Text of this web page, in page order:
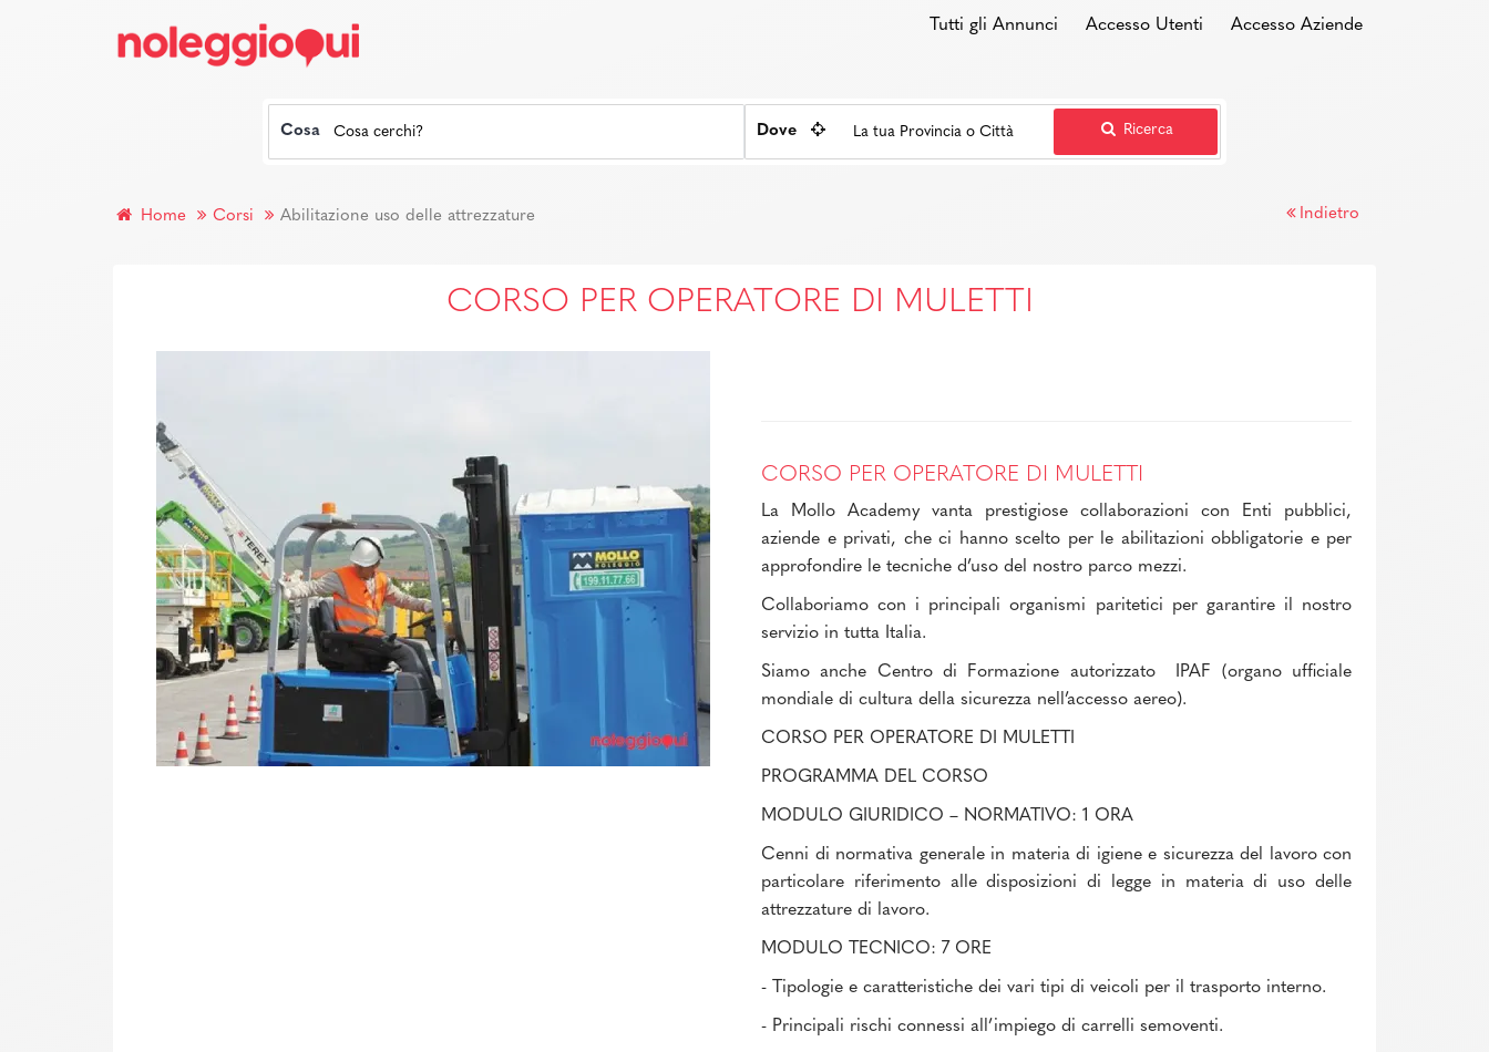
Tutti gli Annunci Accesso Utenti Accesso Aziende
Cosa Dove Ricerca
Home Corsi Abilitazione uso delle attrezzature Indietro
CORSO PER OPERATORE DI MULETTI
CORSO PER OPERATORE DI MULETTI
La Mollo Academy vanta prestigiose collaborazioni con Enti pubblici,
aziende e privati, che ci hanno scelto per le abilitazioni obbligatorie e per
approfondire le tecniche d’uso del nostro parco mezzi.
Collaboriamo con i principali organismi paritetici per garantire il nostro
servizio in tutta Italia.
Siamo anche Centro di Formazione autorizzato IPAF (organo ufficiale
mondiale di cultura della sicurezza nell’accesso aereo).
CORSO PER OPERATORE DI MULETTI
PROGRAMMA DEL CORSO
MODULO GIURIDICO – NORMATIVO: 1 ORA
Cenni di normativa generale in materia di igiene e sicurezza del lavoro con
particolare riferimento alle disposizioni di legge in materia di uso delle
attrezzature di lavoro.
MODULO TECNICO: 7 ORE
- Tipologie e caratteristiche dei vari tipi di veicoli per il trasporto interno.
- Principali rischi connessi all’impiego di carrelli semoventi.